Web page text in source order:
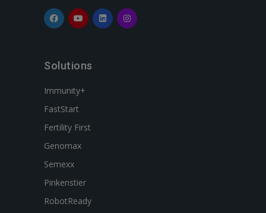
Solutions
Immunity+
FastStart
Fertility First
Genomax
Semexx
Pinkenstier
RobotReady